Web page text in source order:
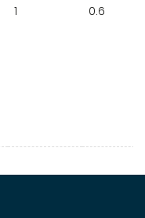
1 0.6